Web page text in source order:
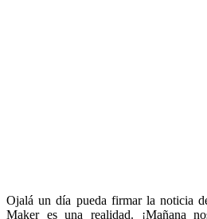
Ojalá un día pueda firmar la noticia
Maker es una realidad. ¡Mañana